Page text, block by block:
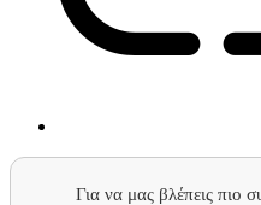
Για να μας βλέπεις πιο